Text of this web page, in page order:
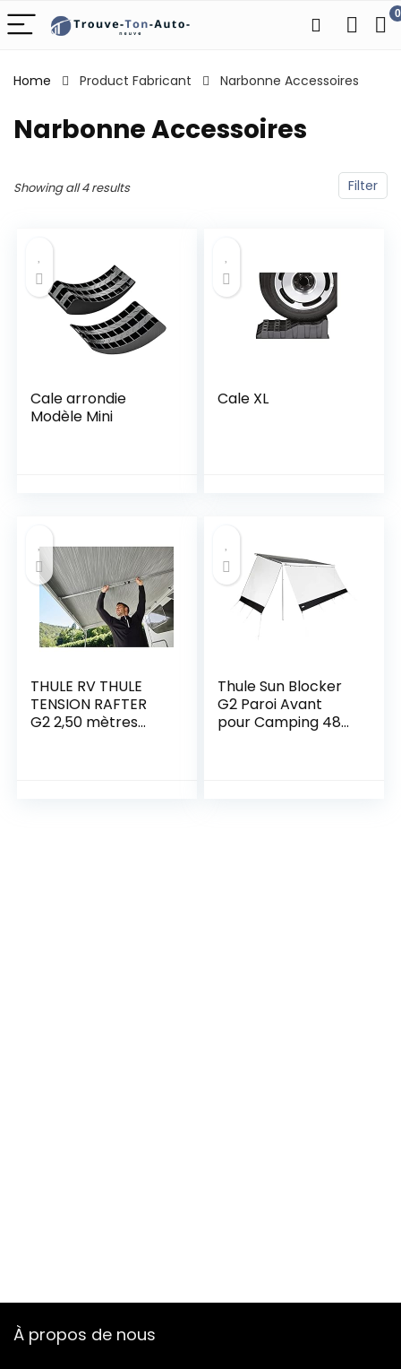
0
Home Product Fabricant ‎Narbonne Accessoires
‎Narbonne Accessoires
Filter
Showing all 4 results
Cale arrondie
Modèle Mini
Cale XL
THULE RV THULE
TENSION RAFTER
G2 2,50 mètres
Thule Sun Blocker
G2 Paroi Avant
pour Camping 480
À propos de nous